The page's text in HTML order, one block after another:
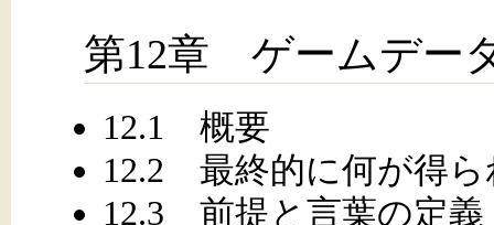
第12章 ゲームデー
12.1 概要
12.2 最終的に何が得ら
12.3 前提と言葉の定義